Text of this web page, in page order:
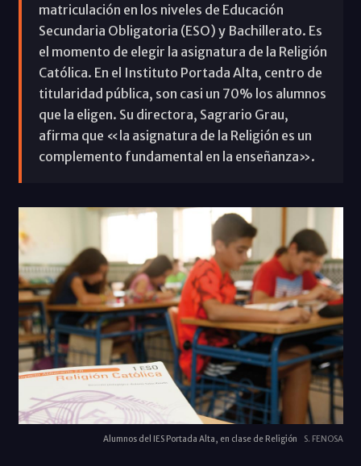
matriculación en los niveles de Educación
Secundaria Obligatoria (ESO) y Bachillerato. Es
el momento de elegir la asignatura de la Religión
Católica. En el Instituto Portada Alta, centro de
titularidad pública, son casi un 70% los alumnos
que la eligen. Su directora, Sagrario Grau,
afirma que «la asignatura de la Religión es un
complemento fundamental en la enseñanza».
Alumnos del IES Portada Alta, en clase de Religión S. FENOSA